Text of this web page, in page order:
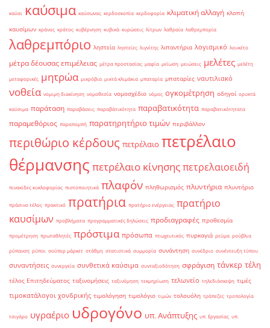
καύσι καύσιμα καύσωνας κερδοσκοπία κερδοφορία κλιματική αλλαγή κλοπή
καυσίμων κράνος κράτος κυβέρνηση κυβικά κυρώσεις λίτρων λαθραία λαθρεμπορία
λαθρεμπόριο ληστεία ληστείες λιγνίτης λιπαντήρια λογισμικό λουκέτο
μέτρα δέουσας επιμέλειας μέτρα προστασίας μαφία μείωση μειώσεις μελέτες μελέτη
μεταφορικές μητρώα μικρόβια μικτά κλιμάκια μπαταρία μπαταρίες ναυτιλιακό
νοθεία νομιμη διακίνηση νομοθεσία νομοσχέδιο νόμος ογκομέτρηση οδηγοί ορυκτά
καύσιμα παράταση παραβάσεις παραβάτικότητα παραβατικότητα παραβατικότητατα
παραμεθόριος παραπομπή παρατηρητήριο τιμών περιβάλλον
περιθώριο κέρδους πετρέλαιο πετρέλαιο
θέρμανσης πετρέλαιο κίνησηςπετρελαιοειδή
πινακίδες κυκλοφορίας πιστοποιητικά πλαφόν πληθωρισμός πλυντήρια πλυντήριο
πράσινο τέλος πρακτικό πρατήρια πρατήριο ενέργειας πρατήριο
καυσίμων προβλήματα προγραμματικές δηλώσεις προδιαγραφές προθεσμία
προμέτρηση πρωταθλητές πρόστιμα πρόσωπα πτωχευτικός πυρκαγιά ρεύμα ρούβλια
ρύπανση ρύποι σούπερ μάρκετ στάθμη στατιστικά συμμορία συνάντηση συνέδριο συνέντευξη τύπου
συναντήσεις συνεργεία συνθετικά καύσιμα συνταξιοδότηση σφράγιση τάνκερ τέλη
τέλος Επιτηδεύματος ταξινομήσεις ταξινόμηση τεκμηρίωση τελωνείο τηλεδιάσκεψη τιμές
τιμοκατάλογοι χονδρικής τιμολόγηση τιμολόγιο τιμών τολουόλη τράπεζες τροπολογία
τσιγάρο υγραέριο υδρογόνο υπ. Ανάπτυξης υπ. Εργασίας υπ.